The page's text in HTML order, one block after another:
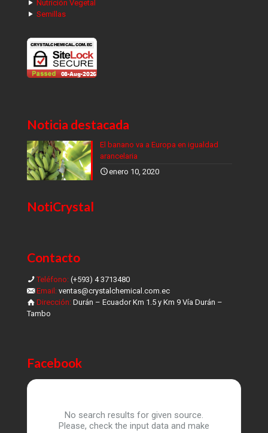
Nutrición Vegetal
Semillas
Noticia destacada
El banano va a Europa en igualdad
arancelaria
enero 10, 2020
NotiCrystal
Contacto
Teléfono: (+593) 4 3713480
Email: ventas@crystalchemical.com.ec
Dirección: Durán – Ecuador Km 1.5 y Km 9 Vía Durán –
Tambo
Facebook
No search results for given source.
Please, check the input data and make